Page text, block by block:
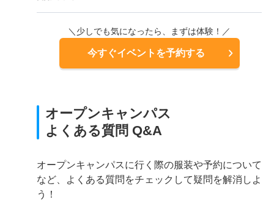
＼少しでも気になったら、まずは体験！／
今すぐイベントを予約する
オープンキャンパス
よくある質問 Q&A
オープンキャンパスに行く際の服装や予約について
など、よくある質問をチェックして疑問を解消しよ
う！